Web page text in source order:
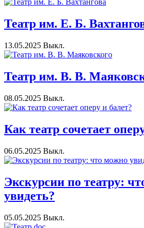
Театр им. Е. Б.
13.05.2025 Выкл.
Театр им. В. В.
08.05.2025 Выкл.
Как театр сочетает
06.05.2025 Выкл.
Экскурсии по театру:
увидеть?
05.05.2025 Выкл.